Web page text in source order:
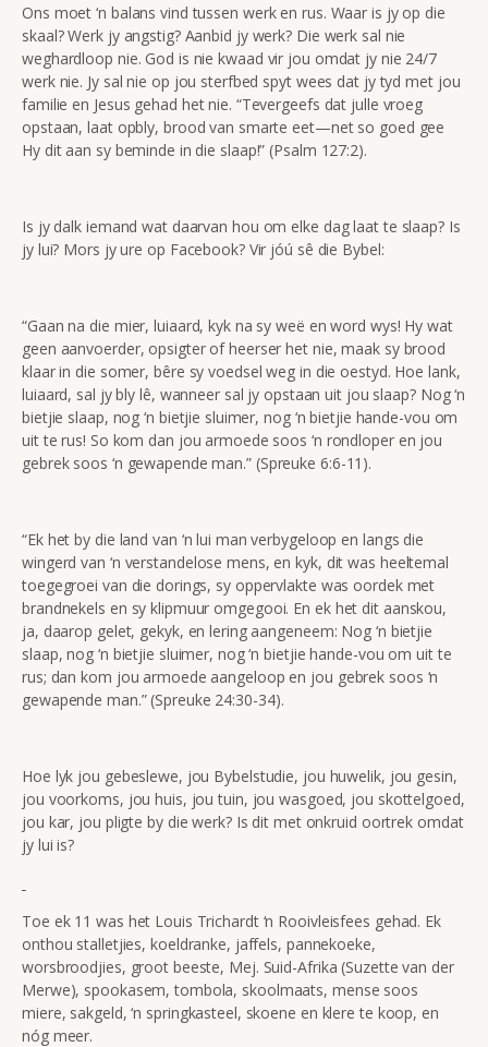
Ons moet ‘n balans vind tussen werk en rus. Waar is jy op die
skaal? Werk jy angstig? Aanbid jy werk? Die werk sal nie
weghardloop nie. God is nie kwaad vir jou omdat jy nie 24/7
werk nie. Jy sal nie op jou sterfbed spyt wees dat jy tyd met jou
familie en Jesus gehad het nie. “Tevergeefs dat julle vroeg
opstaan, laat opbly, brood van smarte eet—net so goed gee
Hy dit aan sy beminde in die slaap!” (Psalm 127:2).
Is jy dalk iemand wat daarvan hou om elke dag laat te slaap? Is
jy lui? Mors jy ure op Facebook? Vir jóú sê die Bybel:
“Gaan na die mier, luiaard, kyk na sy weë en word wys! Hy wat
geen aanvoerder, opsigter of heerser het nie, maak sy brood
klaar in die somer, bêre sy voedsel weg in die oestyd. Hoe lank,
luiaard, sal jy bly lê, wanneer sal jy opstaan uit jou slaap? Nog ‘n
bietjie slaap, nog ‘n bietjie sluimer, nog ‘n bietjie hande-vou om
uit te rus! So kom dan jou armoede soos ‘n rondloper en jou
gebrek soos ‘n gewapende man.” (Spreuke 6:6-11).
“Ek het by die land van ‘n lui man verbygeloop en langs die
wingerd van ‘n verstandelose mens, en kyk, dit was heeltemal
toegegroei van die dorings, sy oppervlakte was oordek met
brandnekels en sy klipmuur omgegooi. En ek het dit aanskou,
ja, daarop gelet, gekyk, en lering aangeneem: Nog ‘n bietjie
slaap, nog ‘n bietjie sluimer, nog ‘n bietjie hande-vou om uit te
rus; dan kom jou armoede aangeloop en jou gebrek soos ‘n
gewapende man.” (Spreuke 24:30-34).
Hoe lyk jou gebeslewe, jou Bybelstudie, jou huwelik, jou gesin,
jou voorkoms, jou huis, jou tuin, jou wasgoed, jou skottelgoed,
jou kar, jou pligte by die werk? Is dit met onkruid oortrek omdat
jy lui is?
Toe ek 11 was het Louis Trichardt ‘n Rooivleisfees gehad. Ek
onthou stalletjies, koeldranke, jaffels, pannekoeke,
worsbroodjies, groot beeste, Mej. Suid-Afrika (Suzette van der
Merwe), spookasem, tombola, skoolmaats, mense soos
miere, sakgeld, ‘n springkasteel, skoene en klere te koop, en
nóg meer.